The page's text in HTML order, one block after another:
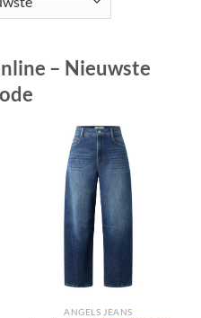
– Nieuwste
ANGELS JEANS